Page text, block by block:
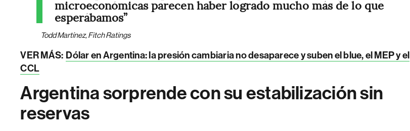
microeconómicas parecen haber logrado mucho más de lo que
esperábamos”
Todd Martínez, Fitch Ratings
VER MÁS: Dólar en Argentina: la presión cambiaria no desaparece y suben el blue, el MEP y el
CCL
Argentina sorprende con su estabilización sin
reservas